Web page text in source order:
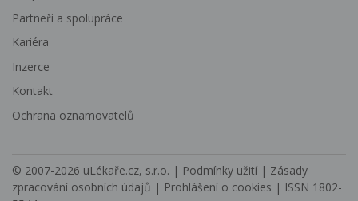
Partneři a spolupráce
Kariéra
Inzerce
Kontakt
Ochrana oznamovatelů
© 2007-2026 uLékaře.cz, s.r.o. | Podmínky užití | Zásady
zpracování osobních údajů | Prohlášení o cookies | ISSN 1802-